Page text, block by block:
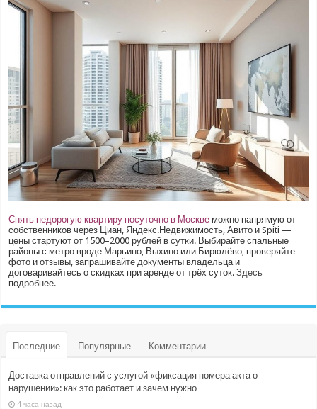
Снять недорогую квартиру посуточно в Москве можно напрямую от
собственников через Циан, Яндекс.Недвижимость, Авито и Spiti —
цены стартуют от 1500–2000 рублей в сутки. Выбирайте спальные
районы с метро вроде Марьино, Выхино или Бирюлёво, проверяйте
фото и отзывы, запрашивайте документы владельца и
договаривайтесь о скидках при аренде от трёх суток.Здесь
подробнее.
Последние Популярные Комментарии
Доставка отправлений с услугой «фиксация номера акта о
нарушении»: как это работает и зачем нужно
4 часа назад